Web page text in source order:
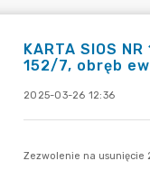
KARTA SIOS
152/7, obręb
2025-03-26 12:36